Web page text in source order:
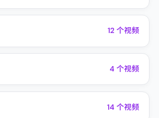
12 个视频
4 个视频
14 个视频